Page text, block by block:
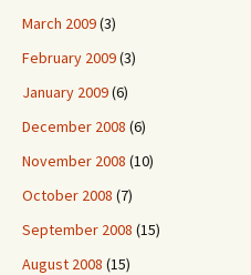
March 2009(3)
February 2009(3)
January 2009(6)
December 2008 (6)
November 2008 (10)
October 2008 (7)
September 2008 (15)
August 2008 (15)